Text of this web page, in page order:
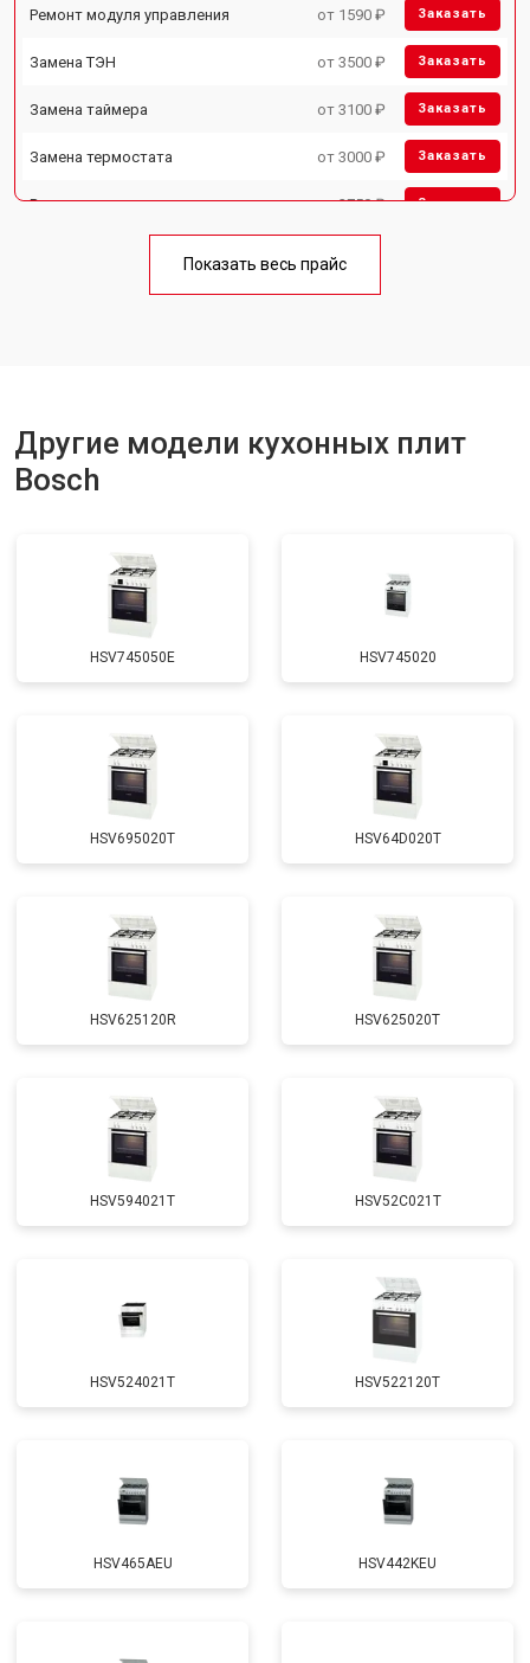
Ремонт модуля управления от 1590 ₽ Заказать
Замена ТЭН от 3500 ₽ Заказать
Замена таймера от 3100 ₽ Заказать
Замена термостата от 3000 ₽ Заказать
Ремонт электропроводки от 2750 ₽ Заказать
Ремонт чугунной конфорки от 2600 ₽
Показать весь прайс
Другие модели кухонных плит
Bosch
HSV745050E HSV745020
HSV695020T HSV64D020T
HSV625120R HSV625020T
HSV594021T HSV52C021T
HSV524021T HSV522120T
HSV465AEU HSV442KEU